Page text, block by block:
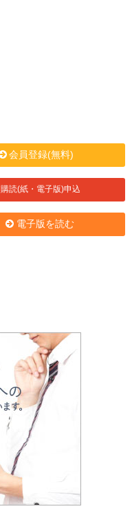
会員登録(無料)
購読(紙・電子版)申込
電子版を読む